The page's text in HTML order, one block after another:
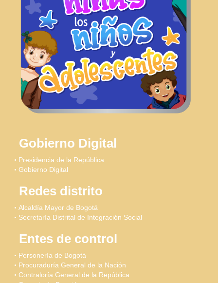
Gobierno Digital
Presidencia de la República
Gobierno Digital
Redes distrito
Alcaldía Mayor de Bogotá
Secretaría Distrital de Integración Social
Entes de control
Personería de Bogotá
Procuraduría General de la Nación
Contraloría General de la República